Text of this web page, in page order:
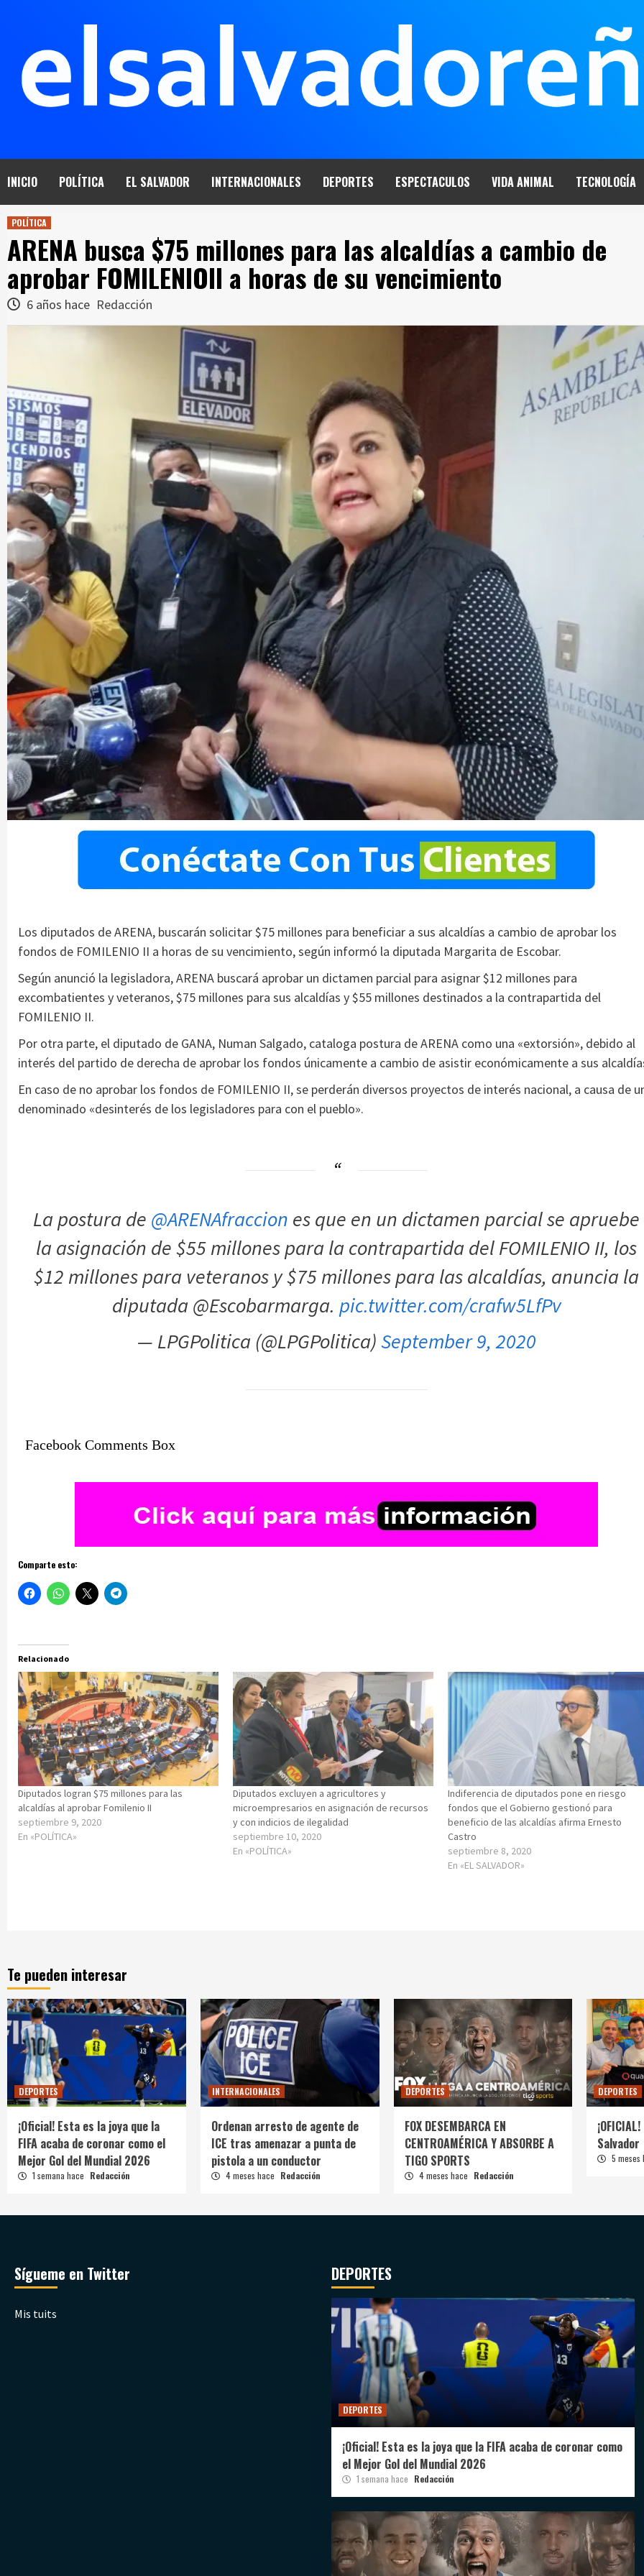
INICIO POLÍTICA EL SALVADOR INTERNACIONALES DEPORTES ESPECTACULOS VIDA ANIMAL TECNOLOGÍA
POLÍTICA
ARENA busca $75 millones para las alcaldías a cambio de
aprobar FOMILENIOII a horas de su vencimiento
6 años hace Redacción
Los diputados de ARENA, buscarán solicitar $75 millones para beneficiar a sus alcaldías a cambio de aprobar los
fondos de FOMILENIO II a horas de su vencimiento, según informó la diputada Margarita de Escobar.
Según anunció la legisladora, ARENA buscará aprobar un dictamen parcial para asignar $12 millones para
excombatientes y veteranos, $75 millones para sus alcaldías y $55 millones destinados a la contrapartida del
FOMILENIO II.
Por otra parte, el diputado de GANA, Numan Salgado, cataloga postura de ARENA como una «extorsión», debido al
interés del partido de derecha de aprobar los fondos únicamente a cambio de asistir económicamente a sus
En caso de no aprobar los fondos de FOMILENIO II, se perderán diversos proyectos de interés nacional, a causa de
denominado «desinterés de los legisladores para con el pueblo».
La postura de @ARENAfraccion es que en un dictamen parcial se apruebe
la asignación de $55 millones para la contrapartida del FOMILENIO II, los
$12 millones para veteranos y $75 millones para las alcaldías, anuncia la
diputada @Escobarmarga. pic.twitter.com/crafw5LfPv
— LPGPolitica (@LPGPolitica)September 9, 2020
Facebook Comments Box
Comparte esto:
Relacionado
Diputados logran $75 millones para las
alcaldías al aprobar Fomilenio II
septiembre 9, 2020
En «POLÍTICA»
Diputados excluyen a agricultores y
microempresarios en asignación de recursos
y con indicios de ilegalidad
septiembre 10, 2020
En «POLÍTICA»
Indiferencia de diputados pone en riesgo
fondos que el Gobierno gestionó para
beneficio de las alcaldías afirma Ernesto
Castro
septiembre 8, 2020
En «EL SALVADOR»
Te pueden interesar
DEPORTES
¡Oficial! Esta es la joya que la
FIFA acaba de coronar como el
Mejor Gol del Mundial 2026
1 semana hace Redacción
INTERNACIONALES
Ordenan arresto de agente de
ICE tras amenazar a punta de
pistola a un conductor
4 meses hace Redacción
DEPORTES
FOX DESEMBARCA EN
CENTROAMÉRICA Y ABSORBE A
TIGO SPORTS
4 meses hace Redacción
DEPORTES
Salvador
5
Sígueme en Twitter
Mis tuits
DEPORTES
DEPORTES
¡Oficial! Esta es la joya que la FIFA acaba de coronar como
el Mejor Gol del Mundial 2026
1 semana hace Redacción